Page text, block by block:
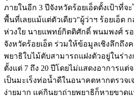
ภายในอีก 3 ปีจังหวัดร้อยเอ็ดตั้งเป้าที่จ
พื้นที่เลยแม้แต่ตัวเดียว"ผู้ว่าฯ ร้อยเอ็ด
ห่วงใย นายแพทย์กิตติศักดิ์ พนมพงศ์ ร
จังหวัดร้อยเอ็ด ร่วมให้ข้อมูลเชิงลึกถึง
พยาธิใบไม้ตับสามารถแฝงตัวอยู่ในร่า
ตั้งแต่ 7 ถึง 20 ปีโดยไม่แสดงอาการแต่
เป็นมะเร็งท่อน้ำดีในอนาคตหากตรวจ
ง่ายมาก แค่กินยาถ่ายพยาธิก็หายขาด